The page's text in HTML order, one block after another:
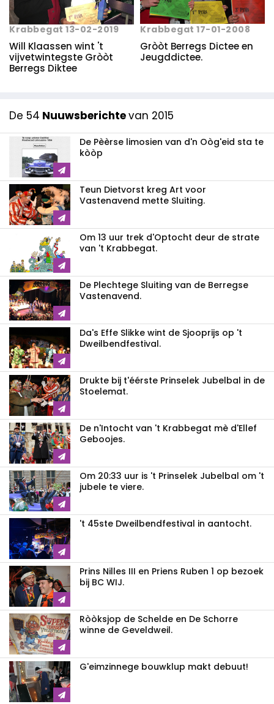
Krabbegat 13-02-2019
Will Klaassen wint 't
vijvetwintegste Gròòt
Berregs Diktee
Krabbegat 17-01-2008
Gròòt Berregs Dictee en
Jeugddictee.
De 54 Nuuwsberichtevan 2015
De Pèèrse limosien van d'n Oòg'eid sta te
kòòp
Teun Dietvorst kreg Art voor
Vastenavend mette Sluiting.
Om 13 uur trek d'Optocht deur de strate
van 't Krabbegat.
De Plechtege Sluiting van de Berregse
Vastenavend.
Da's Effe Slikke wint de Sjooprijs op 't
Dweilbendfestival.
Drukte bij t'éérste Prinselek Jubelbal in de
Stoelemat.
De n'Intocht van 't Krabbegat mè d'Ellef
Geboojes.
Om 20:33 uur is 't Prinselek Jubelbal om 't
jubele te viere.
't 45ste Dweilbendfestival in aantocht.
Prins Nilles III en Priens Ruben 1 op bezoek
bij BC WIJ.
Ròòksjop de Schelde en De Schorre
winne de Geveldweil.
G'eimzinnege bouwklup makt debuut!